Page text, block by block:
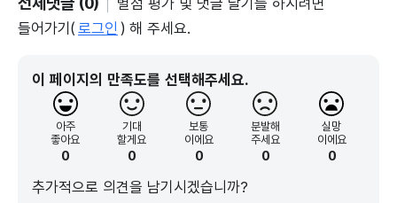
별점 평가 및 댓글 달기를 하시려면
들어가기( 로그인 ) 해 주세요.
이 페이지의 만족도를 선택해주세요.
아주
좋아요
0
기대
할게요
0
보통
이에요
0
분발해
주세요
0
실망
이에요
0
추가적으로 의견을 남기시겠습니까?